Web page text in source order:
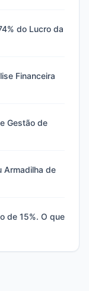
do Lucro da
Financeira
Gestão de
Armadilha de
de 15%. O que